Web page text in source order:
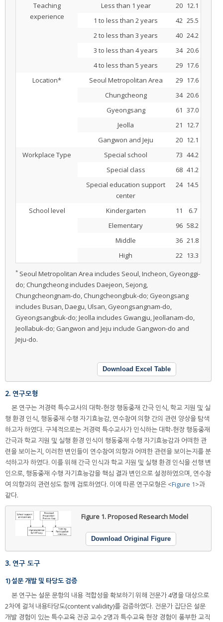
Teaching
experience
Less than 1 year 20 12.1
1 to less than 2 years
42 25.5
2 to less than 3 years
40 24.2
3 to less than 4 years
34 20.6
4 to less than 5 years
29 17.6
Location*
Seoul Metropolitan Area 29 17.6
Chungcheong
34 20.6
Gyeongsang
61 37.0
Jeolla
21
12.7
Gangwon and Jeju
20 12.1
Workplace Type
Special school 73 44.2
Special class
68 41.2
Special education support
center
24 14.5
School level Kindergarten 11
6.7
Elementary
96 58.2
Middle
36 21.8
High
22 13.3
* Seoul Metropolitan Area includes Seoul, Incheon, Gyeonggi-
do; Chungcheong includes Daejeon, Sejong,
Chungcheongnam-do, Chungcheongbuk-do; Gyeongsang
includes Busan, Daegu, Ulsan, Gyeongsangnam-do,
Gyeongsangbuk-do; Jeolla includes Gwangju, Jeollanam-do,
Jeollabuk-do; Gangwon and Jeju include Gangwon-do and
Jeju-do.
Download Excel Table
2. 연구모형
본 연구는 저경력 특수교사의 대학-현장 행동중재 간극 인식, 학교 지원 및 실
행 환경 인식, 행동중재 수행 자기효능감, 연수참여 의향 간의 관련 양상을 탐색
하고자 하였다. 구체적으로는 저경력 특수교사가 인식하는 대학-현장 행동중재
간극과 학교 지원 및 실행 환경 인식이 행동중재 수행 자기효능감과 어떠한 관
련을 보이는지, 이러한 변인들이 연수참여 의향과 어떠한 관련을 보이는지를 분
석하고자 하였다. 이를 위해 간극 인식과 학교 지원 및 실행 환경 인식을 선행 변
인으로, 행동중재 수행 자기효능감을 핵심 결과 변인으로 설정하였으며, 연수참
여 의향과의 관련성도 함께 검토하였다. 이에 따른 연구모형은 <Figure 1>과
같다.
Figure 1.Proposed Research Model
Download Original Figure
3. 연구 도구
1) 설문 개발 및 타당도 검증
본 연구는 설문 문항의 내용 적합성을 확보하기 위해 전문가 4명을 대상으로
2차에 걸쳐 내용타당도(content validity)를 검증하였다. 전문가 집단은 설문
개발 경험이 있는 특수교육 전공 교수 2명과 특수교육 현장 경험이 풍부한 교직